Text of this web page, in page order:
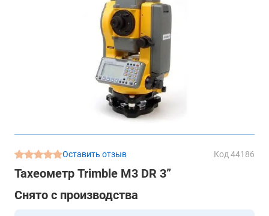
Оставить отзыв Код 44186
Тахеометр Trimble M3 DR 3”
Снято с производства